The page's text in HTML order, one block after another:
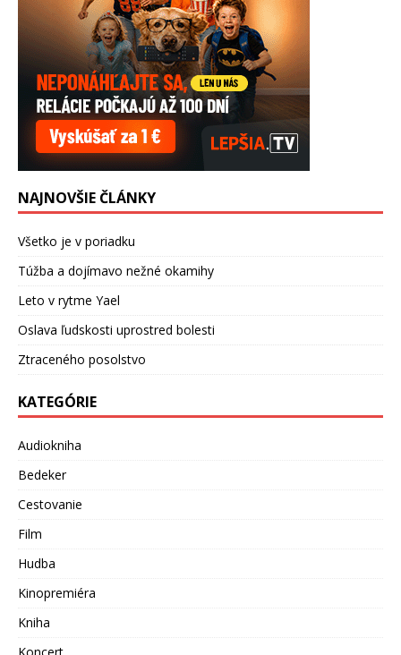
NAJNOVŠIE ČLÁNKY
Všetko je v poriadku
Túžba a dojímavo nežné okamihy
Leto v rytme Yael
Oslava ľudskosti uprostred bolesti
Ztraceného posolstvo
KATEGÓRIE
Audiokniha
Bedeker
Cestovanie
Film
Hudba
Kinopremiéra
Kniha
Koncert